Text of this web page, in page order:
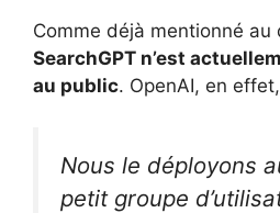
Comme déjà mentionné au
SearchGPT n’est
au public. OpenAI, en
Nous le déployons
petit groupe